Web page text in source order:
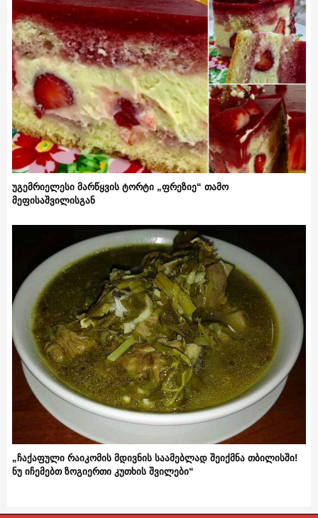
უგემრიელესი მარწყვის ტორტი „ფრეზიე“ თამო
მეფისაშვილისგან
„ჩაქაფული რაიკომის მდივნის საამებლად შეიქმნა თბილისში!
ნუ იჩემებთ ზოგიერთი კუთხის შვილები“